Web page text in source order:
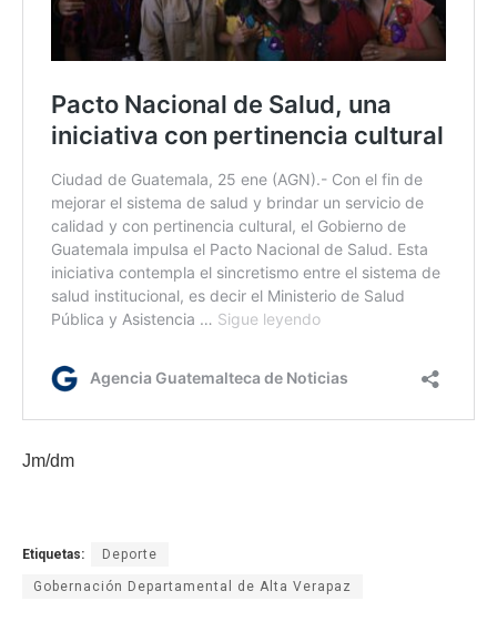
Jm/dm
Etiquetas: Deporte
Gobernación Departamental de Alta Verapaz